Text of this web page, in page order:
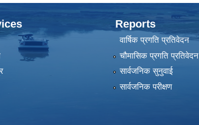
Reports
वार्षिक प्रगति प्रतिवेदन
चौमासिक प्रगति प्रतिवेदन
सार्वजनिक सुनुवाई
सार्वजनिक परीक्षण